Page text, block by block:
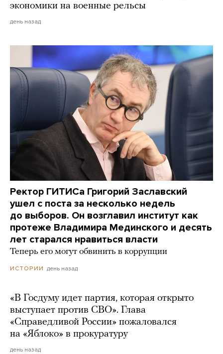
экономики на военные рельсы
день назад
Ректор ГИТИСа Григорий Заславский
ушел с поста за несколько недель
до выборов. Он возглавил институт как
протеже Владимира Мединского и десять
лет старался нравиться власти
Теперь его могут обвинить в коррупции
ИСТОРИИ день назад
«В Госдуму идет партия, которая открыто
выступает против СВО». Глава
«Справедливой России» пожаловался
на «Яблоко» в прокуратуру
день назад